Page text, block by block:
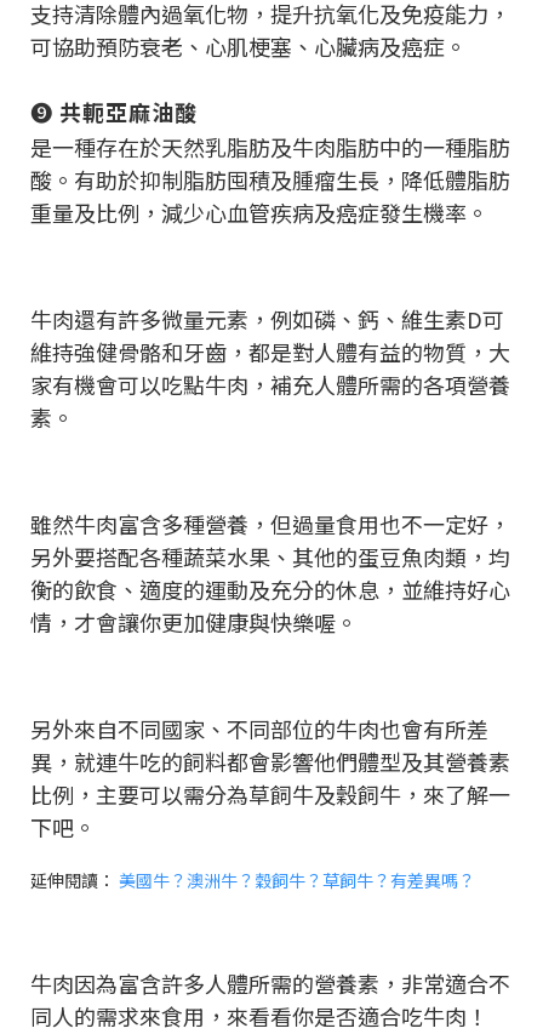
支持清除體內過氧化物，提升抗氧化及免疫能力，
可協助預防衰老、心肌梗塞、心臟病及癌症。
❾ 共軛亞麻油酸
是一種存在於天然乳脂肪及牛肉脂肪中的一種脂肪
酸。有助於抑制脂肪囤積及腫瘤生長，降低體脂肪
重量及比例，減少心血管疾病及癌症發生機率。
牛肉還有許多微量元素，例如磷、鈣、維生素D可
維持強健骨骼和牙齒，都是對人體有益的物質，大
家有機會可以吃點牛肉，補充人體所需的各項營養
素。
雖然牛肉富含多種營養，但過量食用也不一定好，
另外要搭配各種蔬菜水果、其他的蛋豆魚肉類，均
衡的飲食、適度的運動及充分的休息，並維持好心
情，才會讓你更加健康與快樂喔。
另外來自不同國家、不同部位的牛肉也會有所差
異，就連牛吃的飼料都會影響他們體型及其營養素
比例，主要可以需分為草飼牛及穀飼牛，來了解一
下吧。
延伸閱讀： 美國牛？澳洲牛？穀飼牛？草飼牛？有差異嗎？
牛肉因為富含許多人體所需的營養素，非常適合不
同人的需求來食用，來看看你是否適合吃牛肉！